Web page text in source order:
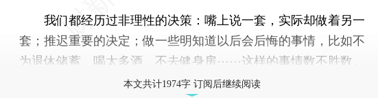
我们都经历过非理性的决策：嘴上说一套，实际却做着另一
套；推迟重要的决定；做一些明知道以后会后悔的事情，比如不
为退休储蓄、喝太多酒、不去健身房⋯⋯这样的事情数不胜数。
本文共计1974字 订阅后继续阅读